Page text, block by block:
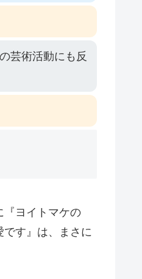
芸術活動にも反
『ヨイトマケの
す』は、まさに